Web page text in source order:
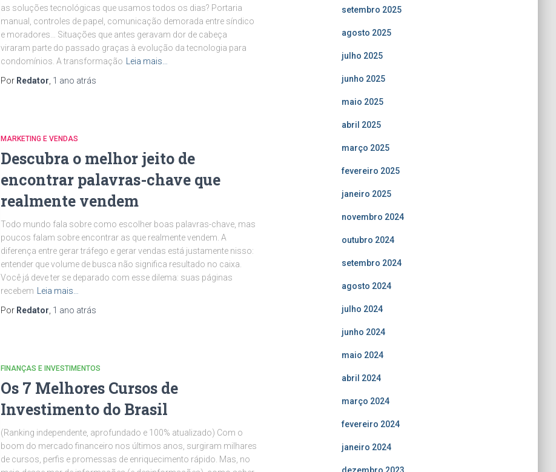
as soluções tecnológicas que usamos todos os dias? Portaria
manual, controles de papel, comunicação demorada entre síndico
e moradores… Situações que antes geravam dor de cabeça
viraram parte do passado graças à evolução da tecnologia para
condomínios. A transformação
Leia mais…
Por Redator 1 ano atrás
MARKETING E VENDAS
Descubra o melhor jeito de
encontrar palavras-chave que
realmente vendem
Todo mundo fala sobre como escolher boas palavras-chave, mas
poucos falam sobre encontrar as que realmente vendem. A
diferença entre gerar tráfego e gerar vendas está justamente nisso:
entender que volume de busca não significa resultado no caixa.
Você já deve ter se deparado com esse dilema: suas páginas
recebem
Leia mais…
Por Redator 1 ano atrás
FINANÇAS E INVESTIMENTOS
Os 7 Melhores Cursos de
Investimento do Brasil
(Ranking independente, aprofundado e 100% atualizado) Com o
boom do mercado financeiro nos últimos anos, surgiram milhares
de cursos, perfis e promessas de enriquecimento rápido. Mas, no
setembro 2025
agosto 2025
julho 2025
junho 2025
maio 2025
abril 2025
março 2025
fevereiro 2025
janeiro 2025
novembro 2024
outubro 2024
setembro 2024
agosto 2024
julho 2024
junho 2024
maio 2024
abril 2024
março 2024
fevereiro 2024
janeiro 2024